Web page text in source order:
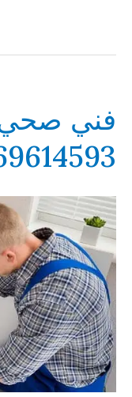
بنيد
69614593
فني صحي